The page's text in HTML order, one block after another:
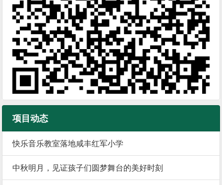
项目动态
快乐音乐教室落地咸丰红军小学
中秋明月，见证孩子们圆梦舞台的美好时刻